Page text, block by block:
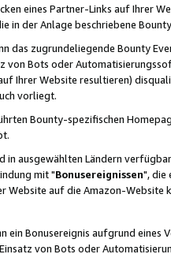
eines Partner-Links auf Ihrer
in der Anlage beschriebene
das zugrundeliegende Bounty
von Bots oder
Ihrer Website resultieren)
vorliegt.
Bounty-spezifischen
in ausgewählten Ländern
mit "Bonusereignissen", die
Website auf die Amazon-
ein Bonusereignis aufgrund
von Bots oder